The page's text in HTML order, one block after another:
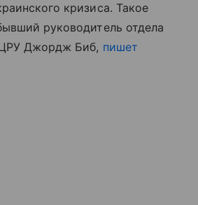
кризиса. Такое
руководитель отдела
Джордж Биб, пишет